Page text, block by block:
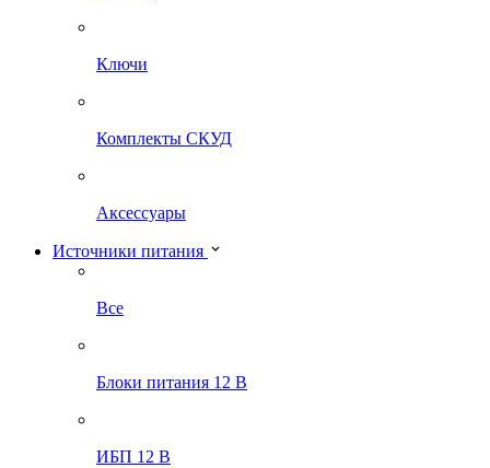
Ключи
Комплекты СКУД
Аксессуары
Источники питания
Все
Блоки питания 12 В
ИБП 12 В